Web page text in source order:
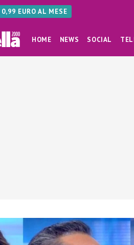
EURO AL MESE
HOME NEWS SOCIAL